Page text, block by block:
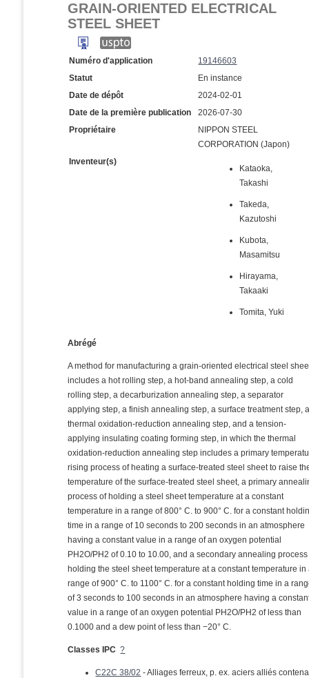
GRAIN-ORIENTED ELECTRICAL
STEEL SHEET
Numéro d'application
19146603
Statut
En instance
Date de dépôt
2024-02-01
Date de la première publication
2026-07-30
Propriétaire
NIPPON STEEL
CORPORATION (Japon)
Inventeur(s)
Kataoka,
Takashi
Takeda,
Kazutoshi
Kubota,
Masamitsu
Hirayama,
Takaaki
Tomita, Yuki
Abrégé
A method for manufacturing a grain-oriented electrical steel
includes a hot rolling step, a hot-band annealing step, a cold
rolling step, a decarburization annealing step, a separator
applying step, a finish annealing step, a surface treatment step,
thermal oxidation-reduction annealing step, and a tension-
applying insulating coating forming step, in which the thermal
oxidation-reduction annealing step includes a primary
rising process of heating a surface-treated steel sheet to raise
temperature of the surface-treated steel sheet, a primary
process of holding a steel sheet temperature at a constant
temperature in a range of 800° C. to 900° C. for a constant
time in a range of 10 seconds to 200 seconds in an atmosphere
having a constant value in a range of an oxygen potential
PH2O/PH2 of 0.10 to 10.00, and a secondary annealing
holding the steel sheet temperature at a constant temperature in
range of 900° C. to 1100° C. for a constant holding time in a
of 3 seconds to 100 seconds in an atmosphere having a
value in a range of an oxygen potential PH2O/PH2 of less than
0.1000 and a dew point of less than −20° C.
Classes IPC ?
C22C 38/02 - Alliages ferreux, p. ex. aciers alliés